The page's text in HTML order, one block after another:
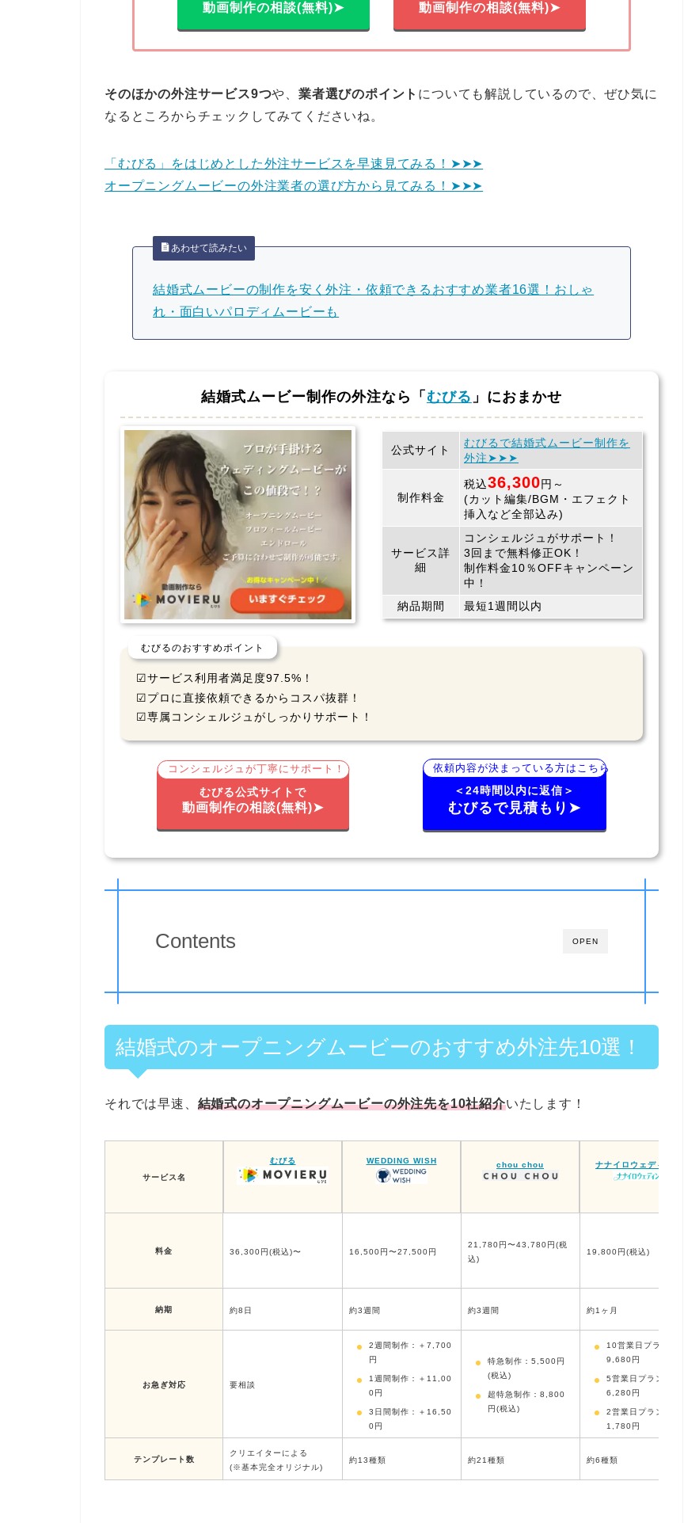
動画制作の相談(無料)➤ 動画制作の相談(無料)➤
そのほかの外注サービス9つや、業者選びのポイント についても解説しているので、ぜひ気に
なるところからチェックしてみてくださいね。
「むびる」をはじめとした外注サービスを早速見てみる！➤➤➤
オープニングムービーの外注業者の選び方から見てみる！➤➤➤
あわせて読みたい
結婚式ムービーの制作を安く外注・依頼できるおすすめ業者16選！おしゃ
れ・面白いパロディムービーも
結婚式ムービー制作の外注なら「 むびる 」におまかせ
公式サイト
むびるで結婚式ムービー制作を
外注➤➤➤
制作料金
税込36,300円～
(カット編集/BGM・エフェクト
挿入など全部込み)
サービス詳
細
コンシェルジュがサポート！
3回まで無料修正OK！
制作料金10％OFFキャンペーン
中！
納品期間
最短1週間以内
むびるのおすすめポイント
☑サービス利用者満足度97.5%！
☑プロに直接依頼できるからコスパ抜群！
☑専属コンシェルジュがしっかりサポート！
コンシェルジュが丁寧にサポート！
むびる公式サイトで
動画制作の相談(無料)➤
依頼内容が決まっている方はこちら
＜24時間以内に返信＞
むびるで見積もり➤
OPEN
Contents
結婚式のオープニングムービーのおすすめ外注先10選！
それでは早速、 結婚式のオープニングムービーの外注先を10社紹介いたします！
サービス名
むびる WEDDING WISH chou chou ナナイロウェディング
料金 36,300円(税込)〜 16,500円〜27,500円
21,780円〜43,780円(税
込)
19,800円(税込)
納期 約8日 約3週間 約3週間 約1ヶ月
お急ぎ対応 要相談
2週間制作：＋7,700
円
1週間制作：＋11,00
0円
3日間制作：＋16,50
0円
特急制作：5,500円
(税込)
超特急制作：8,800
円(税込)
10営業日プラン：＋
9,680円
5営業日プラン：＋1
6,280円
2営業日プラン：＋2
1,780円
テンプレート数
クリエイターによる
(※基本完全オリジナル)
約13種類 約21種類 約6種類